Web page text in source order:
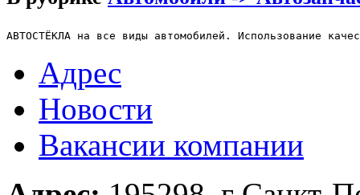
Адрес
Новости
Вакансии компании